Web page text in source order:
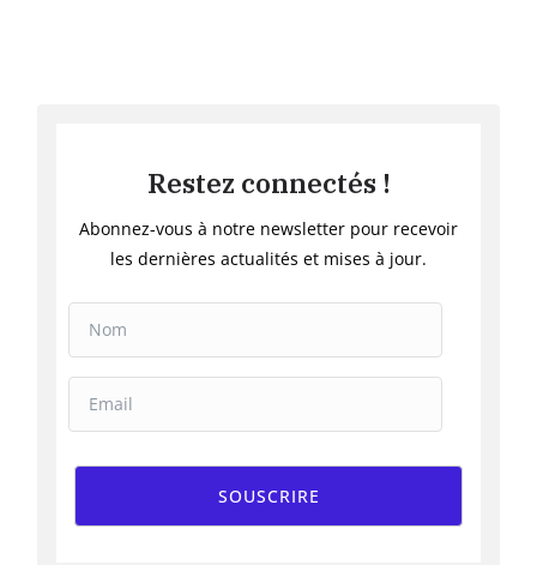
Restez connectés !
Abonnez-vous à notre newsletter pour recevoir
les dernières actualités et mises à jour.
SOUSCRIRE